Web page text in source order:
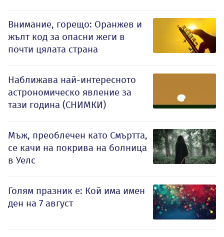
Внимание, горещо: Оранжев и
жълт код за опасни жеги в
почти цялата страна
Наближава най-интересното
астрономическо явление за
тази година (СНИМКИ)
Мъж, преоблечен като Смъртта,
се качи на покрива на болница
в Уелс
Голям празник е: Кой има имен
ден на 7 август